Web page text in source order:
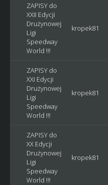
ZAPISY do
XXII Edycji
Drużynowej
Ligi
Speedway
World !!!
kropek81
ZAPISY do
XXI Edycji
Drużynowej
Ligi
Speedway
World !!!
kropek81
ZAPISY do
XX Edycji
Drużynowej
Ligi
Speedway
World !!!
kropek81